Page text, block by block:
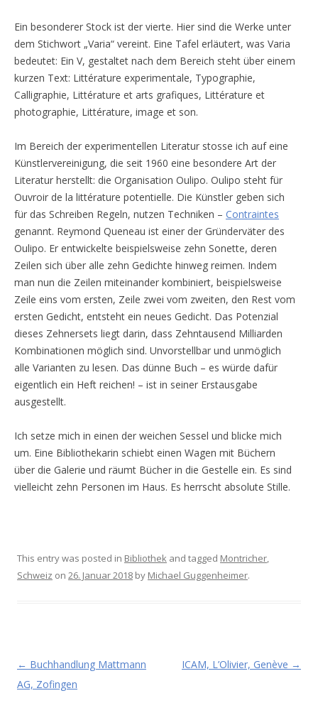
Ein besonderer Stock ist der vierte. Hier sind die Werke unter
dem Stichwort „Varia“ vereint. Eine Tafel erläutert, was Varia
bedeutet: Ein V, gestaltet nach dem Bereich steht über einem
kurzen Text: Littérature experimentale, Typographie,
Calligraphie, Littérature et arts grafiques, Littérature et
photographie, Littérature, image et son.
Im Bereich der experimentellen Literatur stosse ich auf eine
Künstlervereinigung, die seit 1960 eine besondere Art der
Literatur herstellt: die Organisation Oulipo. Oulipo steht für
Ouvroir de la littérature potentielle. Die Künstler geben sich
für das Schreiben Regeln, nutzen Techniken – Contraintes
genannt. Reymond Queneau ist einer der Gründerväter des
Oulipo. Er entwickelte beispielsweise zehn Sonette, deren
Zeilen sich über alle zehn Gedichte hinweg reimen. Indem
man nun die Zeilen miteinander kombiniert, beispielsweise
Zeile eins vom ersten, Zeile zwei vom zweiten, den Rest vom
ersten Gedicht, entsteht ein neues Gedicht. Das Potenzial
dieses Zehnersets liegt darin, dass Zehntausend Milliarden
Kombinationen möglich sind. Unvorstellbar und unmöglich
alle Varianten zu lesen. Das dünne Buch – es würde dafür
eigentlich ein Heft reichen! – ist in seiner Erstausgabe
ausgestellt.
Ich setze mich in einen der weichen Sessel und blicke mich
um. Eine Bibliothekarin schiebt einen Wagen mit Büchern
über die Galerie und räumt Bücher in die Gestelle ein. Es sind
vielleicht zehn Personen im Haus. Es herrscht absolute Stille.
This entry was posted in Bibliothek and tagged Montricher,
Schweiz on 26. Januar 2018 by Michael Guggenheimer.
Post navigation
← Buchhandlung Mattmann
AG, Zofingen
ICAM, L’Olivier, Genève →